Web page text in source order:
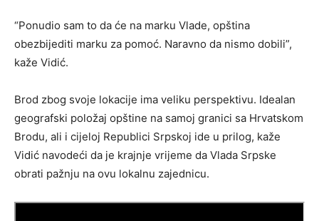
“Ponudio sam to da će na marku Vlade, opština
obezbijediti marku za pomoć. Naravno da nismo dobili”,
kaže Vidić.
Brod zbog svoje lokacije ima veliku perspektivu. Idealan
geografski položaj opštine na samoj granici sa Hrvatskom
Brodu, ali i cijeloj Republici Srpskoj ide u prilog, kaže
Vidić navodeći da je krajnje vrijeme da Vlada Srpske
obrati pažnju na ovu lokalnu zajednicu.